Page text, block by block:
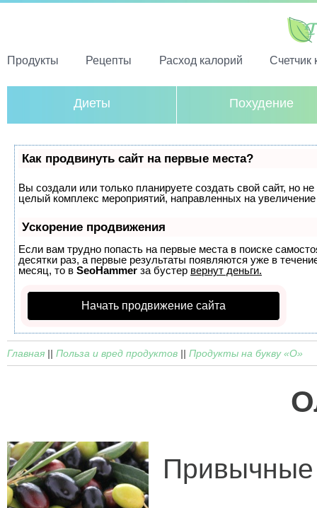
Продукты Рецепты Расход калорий Счетчик
Диеты Похудение
Как продвинуть сайт на первые места?
Вы создали или только планируете создать свой сайт, но
целый комплекс мероприятий, направленных на
Ускорение продвижения
Если вам трудно попасть на первые места в поиске
десятки раз, а первые результаты появляются уже в
месяц, то в SeoHammer за бустер вернут деньги.
Начать продвижение сайта
Главная || Польза и вред продуктов || Продукты на букву «О»
Привычные